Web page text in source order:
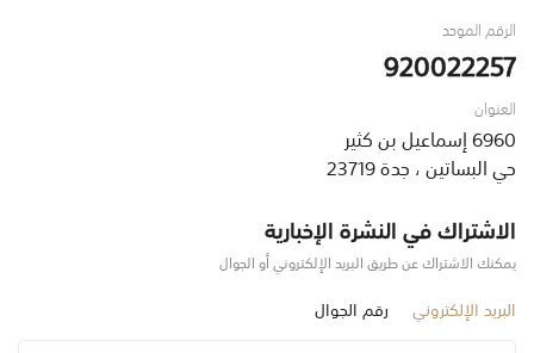
الرقم الموحد
920022257
العنوان
6960 إسماعيل بن كثير
حي البساتين ، جدة 23719
الاشتراك في النشرة الإخبارية
يمكنك الاشتراك عن طريق البريد الإلكتروني أو الجوال
البريد الإلكتروني رقم الجوال